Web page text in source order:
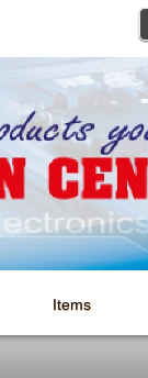
Items